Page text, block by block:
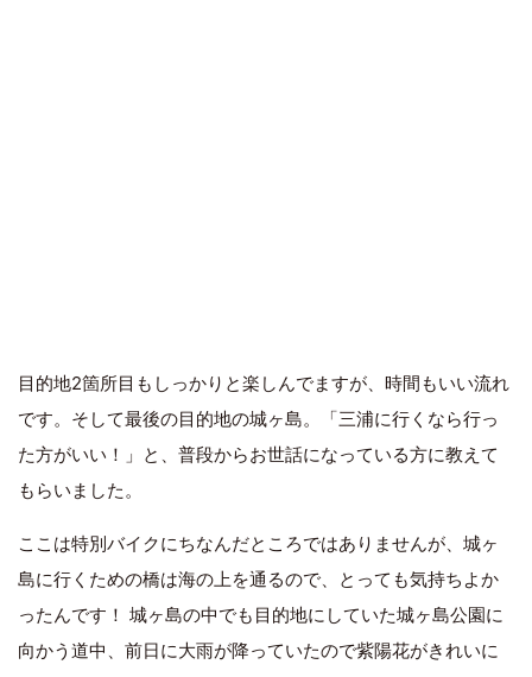
目的地2箇所目もしっかりと楽しんでますが、時間もいい流れ
です。そして最後の目的地の城ヶ島。「三浦に行くなら行っ
た方がいい！」と、普段からお世話になっている方に教えて
もらいました。
ここは特別バイクにちなんだところではありませんが、城ヶ
島に行くための橋は海の上を通るので、とっても気持ちよか
ったんです！ 城ヶ島の中でも目的地にしていた城ヶ島公園に
向かう道中、前日に大雨が降っていたので紫陽花がきれいに